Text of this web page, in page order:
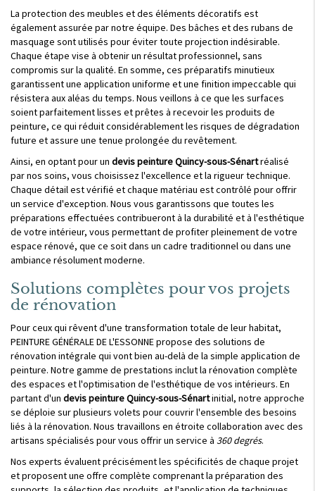
La protection des meubles et des éléments décoratifs est
également assurée par notre équipe. Des bâches et des rubans de
masquage sont utilisés pour éviter toute projection indésirable.
Chaque étape vise à obtenir un résultat professionnel, sans
compromis sur la qualité. En somme, ces préparatifs minutieux
garantissent une application uniforme et une finition impeccable qui
résistera aux aléas du temps. Nous veillons à ce que les surfaces
soient parfaitement lisses et prêtes à recevoir les produits de
peinture, ce qui réduit considérablement les risques de dégradation
future et assure une tenue prolongée du revêtement.
Ainsi, en optant pour un devis peinture Quincy-sous-Sénartréalisé
par nos soins, vous choisissez l'excellence et la rigueur technique.
Chaque détail est vérifié et chaque matériau est contrôlé pour offrir
un service d'exception. Nous vous garantissons que toutes les
préparations effectuées contribueront à la durabilité et à l'esthétique
de votre intérieur, vous permettant de profiter pleinement de votre
espace rénové, que ce soit dans un cadre traditionnel ou dans une
ambiance résolument moderne.
Solutions complètes pour vos projets
de rénovation
Pour ceux qui rêvent d'une transformation totale de leur habitat,
PEINTURE GÉNÉRALE DE L'ESSONNE propose des solutions de
rénovation intégrale qui vont bien au-delà de la simple application de
peinture. Notre gamme de prestations inclut la rénovation complète
des espaces et l'optimisation de l'esthétique de vos intérieurs. En
partant d'un devis peinture Quincy-sous-Sénartinitial, notre approche
se déploie sur plusieurs volets pour couvrir l'ensemble des besoins
liés à la rénovation. Nous travaillons en étroite collaboration avec des
artisans spécialisés pour vous offrir un service à 360 degrés.
Nos experts évaluent précisément les spécificités de chaque projet
et proposent une offre complète comprenant la préparation des